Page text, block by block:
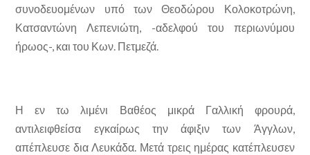
συνοδευομένων υπό των Θεοδώρου Κολοκοτρώνη,
Κατσαντώνη Λεπενιώτη, -αδελφού του περιωνύμου
ήρωος-, και του Κων. Πετμεζά.
Η εν τω λιμένι Βαθέος μικρά Γαλλική φρουρά,
αντιλειφθείσα εγκαίρως την άφιξιν των Άγγλων,
απέπλευσε δια Λευκάδα. Μετά τρεις ημέρας κατέπλευσεν